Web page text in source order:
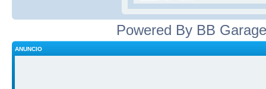
Powered By BB
ANUNCIO